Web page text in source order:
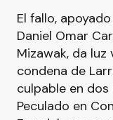
El fallo,
Daniel Omar
Mizawak, da
condena de
culpable en
Peculado en